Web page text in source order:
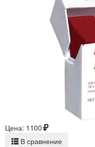
Цена: 1100
В сравнение